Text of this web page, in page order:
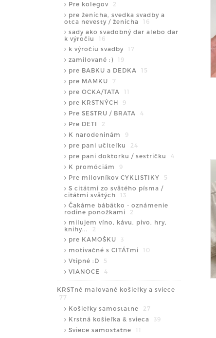
Pre kolegov
2
pre ženícha, svedka svadby a
otca nevesty / ženícha
16
sady ako svadobný dar alebo dar
k výročiu
16
k výročiu svadby
17
zamilované :)
19
pre BABKU a DEDKA
15
pre MAMKU
7
pre OCKA/TATA
11
pre KRSTNÝCH
9
Pre SESTRU / BRATA
4
Pre DETI
2
K narodeninám
9
pre pani učiteľku
24
pre pani doktorku / sestričku
4
K promóciám
9
Pre milovníkov CYKLISTIKY
5
S citátmi zo svätého písma /
citátmi svätých
13
Čakáme bábätko - oznámenie
rodine ponožkami
2
milujem víno, kávu, pivo, hry,
knihy...
2
pre KAMOŠKU
3
motivačné s CITÁTmi
10
Vtipné :D
5
VIANOCE
4
KRSTné maľované košieľky a sviece
77
Košieľky samostatne
27
Krstná košieľka & svieca
39
Sviece samostatne
11